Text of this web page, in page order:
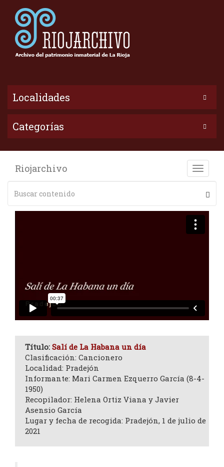
Localidades
Categorías
Toggle
Riojarchivo
Título: Salí de La Habana un día
Clasificación: Cancionero
Localidad: Pradejón
Informante: Mari Carmen Ezquerro García (8-4-
1950)
Recopilador: Helena Ortiz Viana y Javier
Asensio García
Lugar y fecha de recogida: Pradejón, 1 de julio de
2021